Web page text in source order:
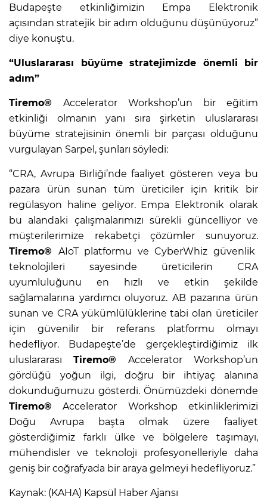
Budapeşte etkinliğimizin Empa Elektronik
açısından stratejik bir adım olduğunu düşünüyoruz”
diye konuştu.
“Uluslararası büyüme stratejimizde önemli bir
adım”
Tiremo® Accelerator Workshop’un bir eğitim
etkinliği olmanın yanı sıra şirketin uluslararası
büyüme stratejisinin önemli bir parçası olduğunu
vurgulayan Sarpel, şunları söyledi:
“CRA, Avrupa Birliği’nde faaliyet gösteren veya bu
pazara ürün sunan tüm üreticiler için kritik bir
regülasyon haline geliyor. Empa Elektronik olarak
bu alandaki çalışmalarımızı sürekli güncelliyor ve
müşterilerimize rekabetçi çözümler sunuyoruz.
Tiremo® AIoT platformu ve CyberWhiz güvenlik
teknolojileri sayesinde üreticilerin CRA
uyumluluğunu en hızlı ve etkin şekilde
sağlamalarına yardımcı oluyoruz. AB pazarına ürün
sunan ve CRA yükümlülüklerine tabi olan üreticiler
için güvenilir bir referans platformu olmayı
hedefliyor. Budapeşte’de gerçekleştirdiğimiz ilk
uluslararası Tiremo® Accelerator Workshop’un
gördüğü yoğun ilgi, doğru bir ihtiyaç alanına
dokunduğumuzu gösterdi. Önümüzdeki dönemde
Tiremo® Accelerator Workshop etkinliklerimizi
Doğu Avrupa başta olmak üzere faaliyet
gösterdiğimiz farklı ülke ve bölgelere taşımayı,
mühendisler ve teknoloji profesyonelleriyle daha
geniş bir coğrafyada bir araya gelmeyi hedefliyoruz.”
Kaynak: (KAHA) Kapsül Haber Ajansı